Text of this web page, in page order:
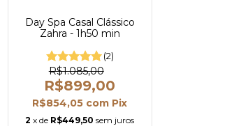
Day Spa Casal Clássico
Zahra - 1h50 min
(2)
R$1.085,00
R$899,00
R$854,05 com Pix
2 x de R$449,50 sem juros